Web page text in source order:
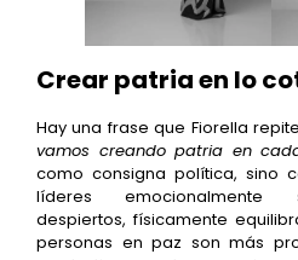
Crear patria en lo
Hay una frase que Fiorella
vamos creando patria en
como consigna política, sino
líderes emocionalmente
despiertos, físicamente
personas en paz son más